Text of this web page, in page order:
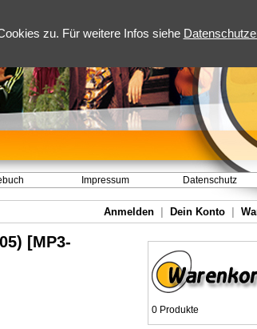
zu. Für weitere Infos siehe
Impressum Datenschutz
Anmelden Dein Konto
[MP3-
0 Produkte